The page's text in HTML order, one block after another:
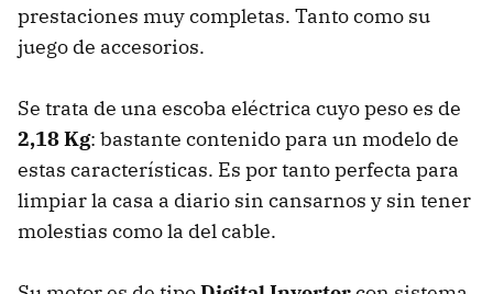
prestaciones muy completas. Tanto como su
juego de accesorios.
Se trata de una escoba eléctrica cuyo peso es de
2,18 Kg: bastante contenido para un modelo de
estas características. Es por tanto perfecta para
limpiar la casa a diario sin cansarnos y sin tener
molestias como la del cable.